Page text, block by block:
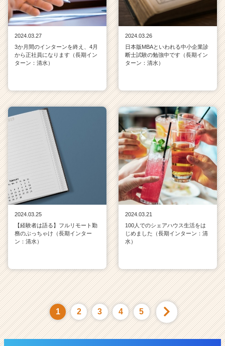
2024.03.27
3か月間のインターンを終え、4月
から正社員になります（長期イン
ターン：清水）
2024.03.26
日本版MBAといわれる中小企業診
断士試験の勉強中です（長期イン
ターン：清水）
2024.03.25
【経験者は語る】フルリモート勤
務のぶっちゃけ（長期インター
ン：清水）
2024.03.21
100人でのシェアハウス生活をは
じめました（長期インターン：清
水）
1 2 3 4 5